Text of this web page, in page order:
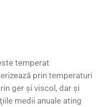
temperat
prin temperaturi
ger şi viscol, dar şi
medii anuale ating